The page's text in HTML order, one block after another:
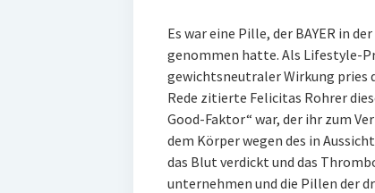
Es war eine Pille, der BAYER in
genommen hatte. Als Lifestyle-
gewichtsneutraler Wirkung pries
Rede zitierte Felicitas Rohrer
Good-Faktor“ war, der ihr zum
dem Körper wegen des in
das Blut verdickt und das
unternehmen und die Pillen der